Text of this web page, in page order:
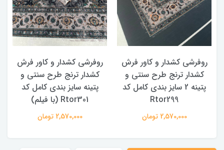
روفرشی کشدار و کاور فرش
کشدار ترنج طرح سنتی و
پتینه 2 سایز بندی کامل کد
Rtor299
2,570,000 تومان
روفرشی کشدار و کاور فرش
کشدار ترنج طرح سنتی و
پتینه سایز بندی کامل کد
Rtor301 (با فیلم)
2,570,000 تومان